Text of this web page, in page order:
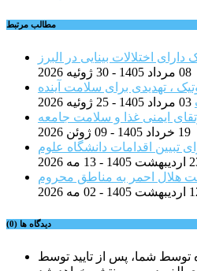
مطالب مرتبط
08 مرداد 1405 - 30 ژوئیه 2026
، تهدیدی برای سلامت آینده
03 مرداد 1405 - 25 ژوئیه 2026
ایمنی غذا و سلامت جامعه
19 خرداد 1405 - 09 ژوئن 2026
تبیین اقدامات دانشگاه علوم
- 13 مه 2026
هلال احمر به مناطق محروم
- 02 مه 2026
دیدگاه ها (0)
توسط شما، پس از تایید توسط